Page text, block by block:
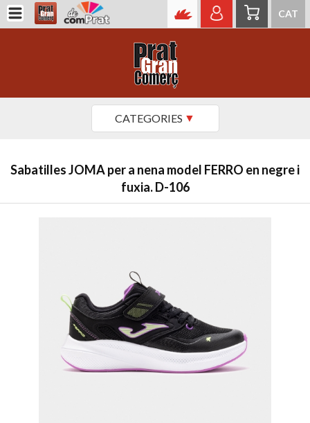
CAT
CATEGORIES
Sabatilles JOMA per a nena model FERRO en negre i
fuxia. D-106